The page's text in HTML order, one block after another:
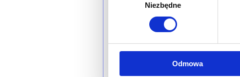
Niezbędne
Odmowa